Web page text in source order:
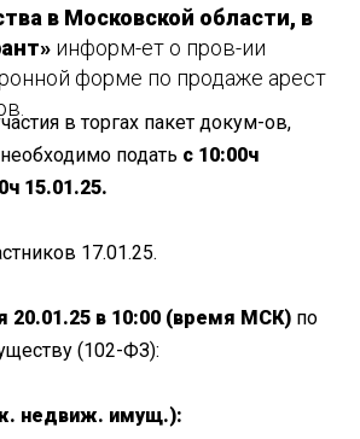
в Московской области, в
информ-ет о пров-ии
форме по продаже арест
в торгах пакет докум-ов,
подать с 10:00ч
15.01.25.
17.01.25.
20.01.25 в 10:00 (время МСК) по
(102-ФЗ):
недвиж. имущ.):